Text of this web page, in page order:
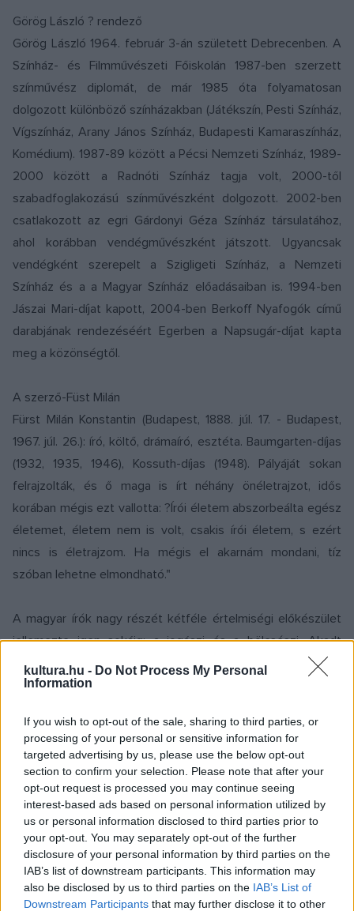
kultura.hu - Do Not Process My Personal
Information
If you wish to opt-out of the sale, sharing to third parties, or
processing of your personal or sensitive information for
targeted advertising by us, please use the below opt-out
section to confirm your selection. Please note that after your
opt-out request is processed you may continue seeing
interest-based ads based on personal information utilized by
us or personal information disclosed to third parties prior to
your opt-out. You may separately opt-out of the further
disclosure of your personal information by third parties on the
IAB’s list of downstream participants. This information may
also be disclosed by us to third parties on the IAB’s List of
Downstream Participants that may further disclose it to other
Görög László ? rendező
Görög László 1964. február 3-án született Debrecenben. A
Színház- és Filmművészeti Főiskolán 1987-ben szerzett
színművész diplomát, de már 1985 óta folyamatosan
dolgozott különböző színházakban (Játékszín, Pesti Színház,
Vígszínház, Arany János Színház, Budapesti Kamaraszínház,
Komédium). 1987-89 között a Pécsi Nemzeti Színház, 1989-
2000 között a Radnóti Színház tagja volt, 2000-től
szabadfoglakozású színművészként dolgozott. 2002-ben
csatlakozott az egri Gárdonyi Géza Színház társulatához,
ahol korábban vendégművészként játszott. Ugyancsak
vendégként szerepelt a Szigligeti Színház, a Nemzeti
Színház és a a Magyar Színház előadásaiban is. 1994-ben
Jászai Mari-díjat kapott, 2004-ben Berkoff Nyafogók című
darabjának rendezéséért Egerben a Napsugár-díjat kapta
meg a közönségtől.
A szerző-Füst Milán
Fürst Milán Konstantin (Budapest, 1888. júl. 17. - Budapest,
1967. júl. 26.): író, költő, drámaíró, esztéta. Baumgarten-díjas
(1932, 1935, 1946), Kossuth-díjas (1948). Pályáját sokan
felrajzolták, és ő maga is írt néhány önéletrajzot, idős
korában mégis ezt vallotta: ?Írói életem abszorbeálta egész
életemet, életem nem is volt, csakis írói életem, s ezért
nincs is életrajzom. Ha mégis el akarnám mondani, tíz
szóban lehetne elmondható."
A magyar írók nagy részét kétféle értelmiségi előkészület
jellemezte igen sokáig: a jogászi és a bölcsészi. Akadt
közöttük ideig-óráig gyakorló ügyvéd is, tanár is. Füst Milán
jogász is volt, tanár is volt: jogi doktorátust és kereskedelmi
gyakorló tanár volt: korábban kereskedelmi középiskolában
tanított gyakorlati tantárgyakat, majd idős korában az
egyetemen esztétikát. És aki csak tanítványa volt, akár itt,
akár ott, mind úgy emlékezik, hogy egész lelkét adta a
pedagógiába, órái lelket-értelmet izgatóak,
gondolatébresztőek voltak.
Polgári családból származott, de kisgyermekkora óta árva
volt, így nehéz anyagi körülmények között, szívós kitartással